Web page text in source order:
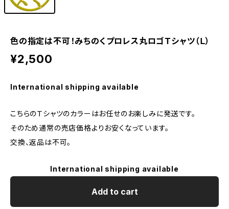
色の指定は不可！みちのくプロレス丸ロゴＴシャツ（Ｌ）
¥2,500
International shipping available
こちらのＴシャツのカラーはお任せのお楽しみに発送です。
そのため通常の売店価格よりお安くなっています。
交換、返品は不可。
International shipping available
Add to cart